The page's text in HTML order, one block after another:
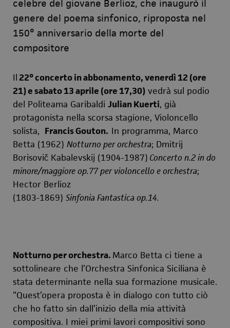
celebre del giovane Berlioz, che inaugurò il
genere del poema sinfonico, riproposta nel
150° anniversario della morte del
compositore
Il 22° concerto in abbonamento, venerdì 12 (ore
21) e sabato 13 aprile (ore 17,30) vedrà sul podio
del Politeama Garibaldi Julian Kuerti, già
protagonista nella scorsa stagione, Violoncello
solista, Francis Gouton. In programma, Marco
Betta (1962) Notturno per orchestra; Dmitrij
Borisovič Kabalevskij (1904-1987) Concerto n.2 in do
minore/maggiore op.77 per violoncello e orchestra;
Hector Berlioz
(1803-1869) Sinfonia Fantastica op.14.
Notturno per orchestra. Marco Betta ci tiene a
sottolineare che l’Orchestra Sinfonica Siciliana è
stata determinante nella sua formazione musicale.
“Quest’opera proposta è in dialogo con tutto ciò
che ho fatto sin dall’inizio della mia attività
compositiva. I miei primi lavori compositivi sono